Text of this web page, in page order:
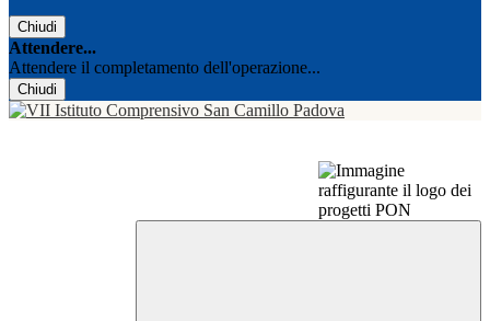
Chiudi
Attendere...
Attendere il completamento dell'operazione...
Chiudi